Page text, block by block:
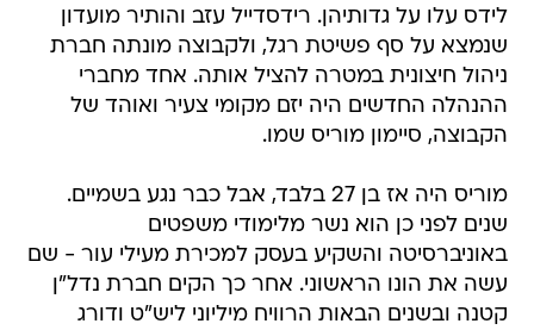
לידס עלו על גדותיהן. רידסדייל עזב והותיר מועדון
שנמצא על סף פשיטת רגל, ולקבוצה מונתה חברת
ניהול חיצונית במטרה להציל אותה. אחד מחברי
ההנהלה החדשים היה יזם מקומי צעיר ואוהד של
הקבוצה, סיימון מוריס שמו.
מוריס היה אז בן 27 בלבד, אבל כבר נגע בשמיים.
שנים לפני כן הוא נשר מלימודי משפטים
באוניברסיטה והשקיע בעסק למכירת מעילי עור - שם
עשה את הונו הראשוני. אחר כך הקים חברת נדל"ן
קטנה ובשנים הבאות הרוויח מיליוני ליש"ט ודורג